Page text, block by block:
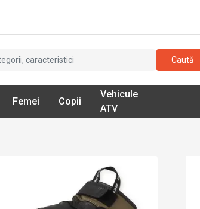
Caută
Femei Copii
Vehicule
ATV